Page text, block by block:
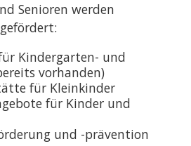
Senioren werden
Kindergarten- und
vorhanden)
für Kleinkinder
für Kinder und
und -prävention